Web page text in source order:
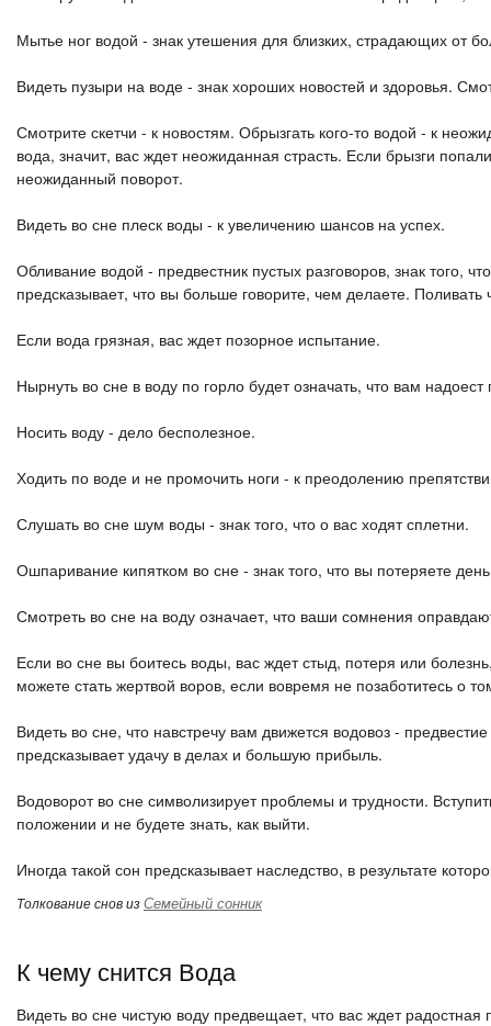
Мытье ног водой - знак утешения для близких, страдающих от
Видеть пузыри на воде - знак хороших новостей и здоровья.
Смотрите скетчи - к новостям. Обрызгать кого-то водой - к
вода, значит, вас ждет неожиданная страсть. Если брызги
неожиданный поворот.
Видеть во сне плеск воды - к увеличению шансов на успех.
Обливание водой - предвестник пустых разговоров, знак того,
предсказывает, что вы больше говорите, чем делаете. Поливать
Если вода грязная, вас ждет позорное испытание.
Нырнуть во сне в воду по горло будет означать, что вам
Носить воду - дело бесполезное.
Ходить по воде и не промочить ноги - к преодолению
Слушать во сне шум воды - знак того, что о вас ходят сплетни.
Ошпаривание кипятком во сне - знак того, что вы потеряете
Смотреть во сне на воду означает, что ваши сомнения
Если во сне вы боитесь воды, вас ждет стыд, потеря или
можете стать жертвой воров, если вовремя не позаботитесь о
Видеть во сне, что навстречу вам движется водовоз -
предсказывает удачу в делах и большую прибыль.
Водоворот во сне символизирует проблемы и трудности.
положении и не будете знать, как выйти.
Иногда такой сон предсказывает наследство, в результате
Толкование снов изСемейный сонник
К чему снится Вода
Видеть во сне чистую воду предвещает, что вас ждет радостная